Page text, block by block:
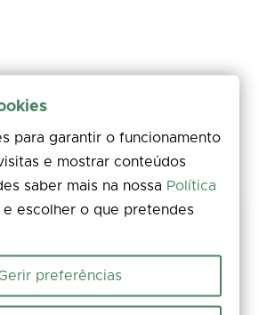
para garantir o funcionamento
e mostrar conteúdos
saber mais na nossa Política
e escolher o que pretendes
preferências